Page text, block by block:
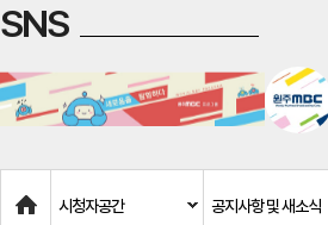
SNS
Home
시청자공간 공지사항 및 새소식